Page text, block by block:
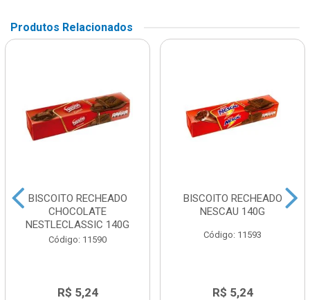
Produtos Relacionados
BISCOITO RECHEADO
CHOCOLATE
NESTLECLASSIC 140G
Código: 11590
R$ 5,24
BISCOITO RECHEADO
NESCAU 140G
Código: 11593
R$ 5,24